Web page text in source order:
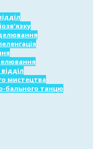
мистецтва
бального танцю